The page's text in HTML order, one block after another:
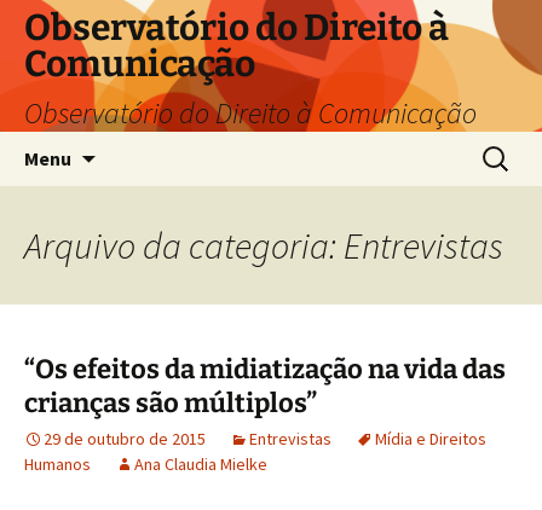
Pular
para
conteúdo
Observatório do Direito à
Comunicação
Observatório do Direito à Comunicação
Menu
por:
Arquivo da categoria: Entrevistas
“Os efeitos da midiatização na vida das
crianças são múltiplos”
29 de outubro de 2015 Entrevistas
Mídia e Direitos
Humanos
Ana Claudia Mielke